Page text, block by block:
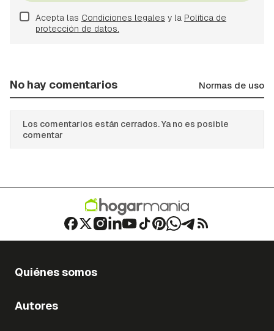
Acepta las Condiciones legales y la Política de
protección de datos.
No hay comentarios Normas de uso
Los comentarios están cerrados. Ya no es posible
comentar
Quiénes somos
Autores